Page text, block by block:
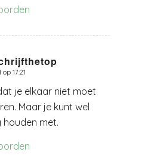
17:21
je elkaar niet moet
Maar je kunt wel
houden met.